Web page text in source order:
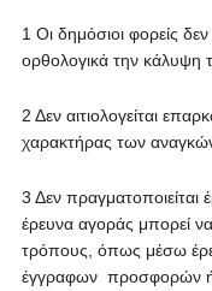
1 Οι δημόσιοι φορείς
ορθολογικά την κάλυψη
2 Δεν αιτιολογείται
χαρακτήρας των
3 Δεν
έρευνα αγοράς μπορεί
τρόπους, όπως μέσω
έγγραφων προσφορών ή